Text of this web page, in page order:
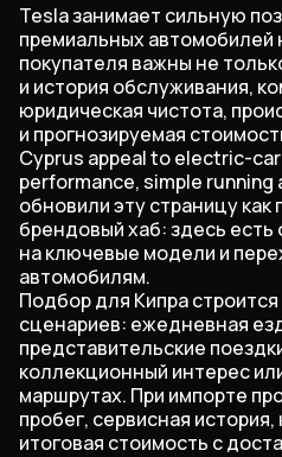
Tesla занимает сильную
премиальных автомобилей
покупателя важны не
и история обслуживания,
юридическая чистота,
и прогнозируемая
Cyprus appeal to electric-
performance, simple
обновили эту страницу
брендовый хаб: здесь есть
на ключевые модели и
автомобилям.
Подбор для Кипра
сценариев: ежедневная
представительские
коллекционный интерес
маршрутах. При импорте
пробег, сервисная
итоговая стоимость с